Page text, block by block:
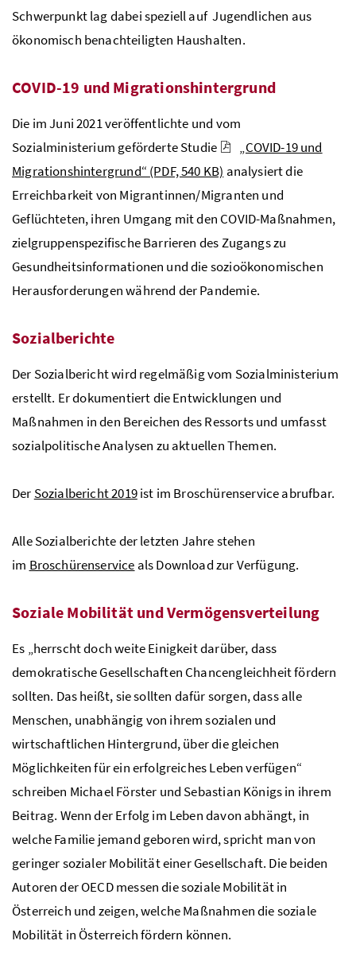
Schwerpunkt lag dabei speziell auf Jugendlichen aus
ökonomisch benachteiligten Haushalten.
COVID-19 und Migrationshintergrund
Die im Juni 2021 veröffentlichte und vom
Sozialministerium geförderte Studie
„COVID-19 und
Migrationshintergrund“ (PDF, 540 KB) analysiert die
Erreichbarkeit von Migrantinnen/Migranten und
Geflüchteten, ihren Umgang mit den COVID-Maßnahmen,
zielgruppenspezifische Barrieren des Zugangs zu
Gesundheitsinformationen und die sozioökonomischen
Herausforderungen während der Pandemie.
Sozialberichte
Der Sozialbericht wird regelmäßig vom Sozialministerium
erstellt. Er dokumentiert die Entwicklungen und
Maßnahmen in den Bereichen des Ressorts und umfasst
sozialpolitische Analysen zu aktuellen Themen.
Der Sozialbericht 2019ist im Broschürenservice abrufbar.
Alle Sozialberichte der letzten Jahre stehen
im Broschürenservice als Download zur Verfügung.
Soziale Mobilität und Vermögensverteilung
Es „herrscht doch weite Einigkeit darüber, dass
demokratische Gesellschaften Chancengleichheit fördern
sollten. Das heißt, sie sollten dafür sorgen, dass alle
Menschen, unabhängig von ihrem sozialen und
wirtschaftlichen Hintergrund, über die gleichen
Möglichkeiten für ein erfolgreiches Leben verfügen“
schreiben Michael Förster und Sebastian Königs in ihrem
Beitrag. Wenn der Erfolg im Leben davon abhängt, in
welche Familie jemand geboren wird, spricht man von
geringer sozialer Mobilität einer Gesellschaft. Die beiden
Autoren der OECD messen die soziale Mobilität in
Österreich und zeigen, welche Maßnahmen die soziale
Mobilität in Österreich fördern können.